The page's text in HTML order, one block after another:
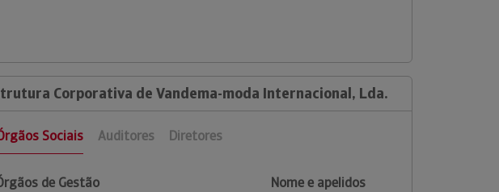
Corporativa de Vandema-moda Internacional, Lda.
Sociais Auditores Diretores
de Gestão Nome e apelidos